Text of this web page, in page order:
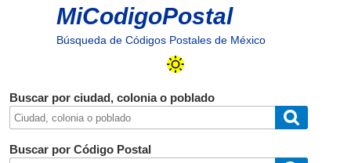
MiCodigoPostal
Búsqueda de Códigos Postales de México
Buscar por ciudad, colonia o poblado
Buscar por Código Postal